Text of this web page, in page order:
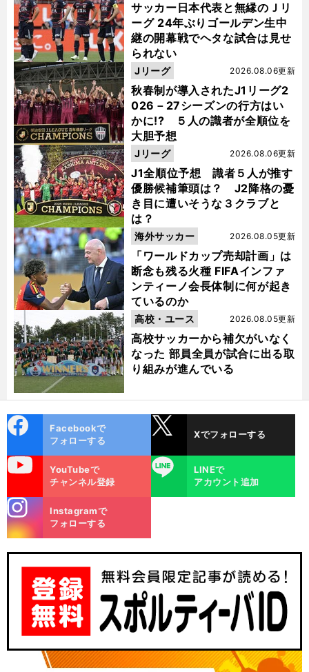
サッカー日本代表と無縁のＪリ
ーグ 24年ぶりゴールデン生中
継の開幕戦でヘタな試合は見せ
られない
秋春制が導入されたJ1リーグ2
026－27シーズンの行方はい
かに!? ５人の識者が全順位を
大胆予想
2026.08.06更新
Jリーグ
J1全順位予想 識者５人が推す
優勝候補筆頭は？ J2降格の憂
き目に遭いそうな３クラブと
は？
2026.08.06更新
Jリーグ
「ワールドカップ売却計画」は
断念も残る火種 FIFAインファ
ンティーノ会長体制に何が起き
ているのか
2026.08.05更新
海外サッカー
高校サッカーから補欠がいなく
なった 部員全員が試合に出る取
り組みが進んでいる
2026.08.05更新
高校・ユース
ok
Facebookで
フォローする
Xでフォローする
YouTubeで
チャンネル登録
LINE
LINEで
アカウント追加
m
Instagramで
フォローする